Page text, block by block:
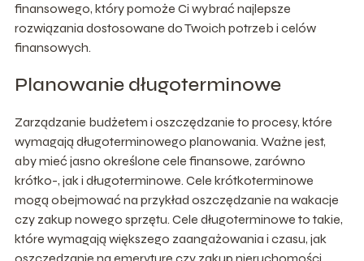
finansowego, który pomoże Ci wybrać najlepsze
rozwiązania dostosowane do Twoich potrzeb i celów
finansowych.
Planowanie długoterminowe
Zarządzanie budżetem i oszczędzanie to procesy, które
wymagają długoterminowego planowania. Ważne jest,
aby mieć jasno określone cele finansowe, zarówno
krótko-, jak i długoterminowe. Cele krótkoterminowe
mogą obejmować na przykład oszczędzanie na wakacje
czy zakup nowego sprzętu. Cele długoterminowe to takie,
które wymagają większego zaangażowania i czasu, jak